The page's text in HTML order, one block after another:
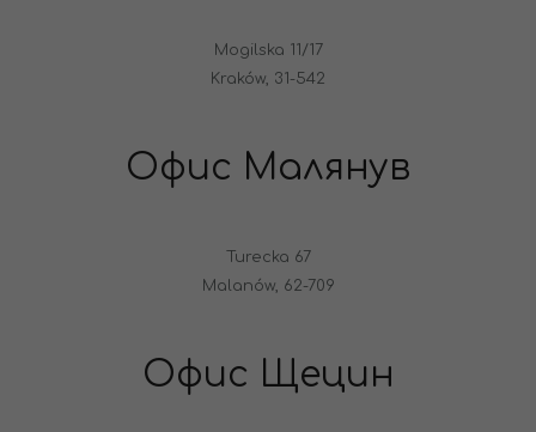
Mogilska 11/17
Kraków, 31-542
Офис Малянув
Turecka 67
Malanów, 62-709
Офис Щецин